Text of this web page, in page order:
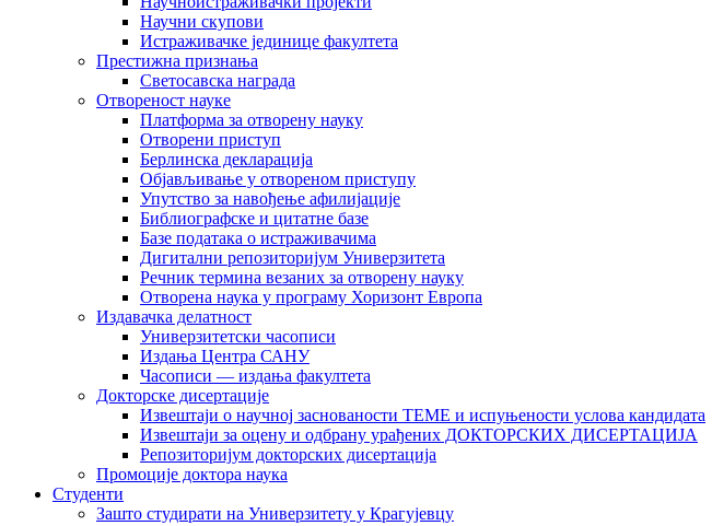
Научни скупови
Истраживачке јединице факултета
Престижна признања
Светосавска награда
Отвореност науке
Платформа за отворену науку
Отворени приступ
Берлинска декларација
Објављивање у отвореном приступу
Упутство за навођење афилијације
Библиографске и цитатне базе
Базе података о истраживачима
Дигитални репозиторијум Универзитета
Рeчник термина везаних за отворену науку
Отворена наука у програму Хоризонт Европа
Издавачка делатност
Универзитетски часописи
Издања Центра САНУ
Часописи — издања факултета
Докторске дисертације
Извештаји о научној заснованости ТЕМЕ и испуњености услова кандидата
Извештаји за оцену и одбрану урађених ДОКТОРСКИХ ДИСЕРТАЦИЈА
Репозиторијум докторских дисертација
Промоције доктора наука
Студенти
Зашто студирати на Универзитету у Крагујевцу